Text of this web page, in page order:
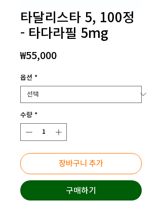
타달리스타 5, 100정
- 타다라필 5mg
₩55,000가
옵션 *
수량 *
장바구니 추가
구매하기